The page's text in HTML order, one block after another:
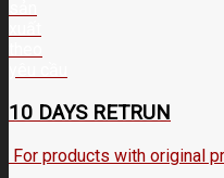
10 DAYS RETRUN
For products with original